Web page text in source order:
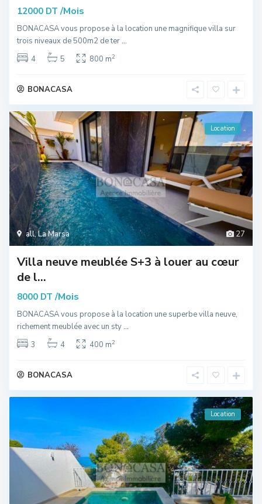
12000 DT /Mois
BONACASA vous propose à la location une magnifique villa sur
trois niveaux de 500m2 de ter...
4
5 800 m2
BONACASA
27
all,La Marsa
Location
Villa neuve meublée S+3 à louer au cœur
de l...
8000 DT /Mois
BONACASA vous propose à la location une superbe villa neuve,
richement meublée avec un sty...
3
4 400 m2
BONACASA
Location